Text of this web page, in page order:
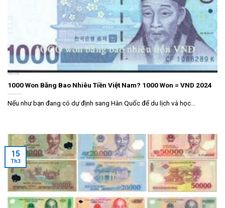
1000 Won Bằng Bao Nhiêu Tiền Việt Nam? 1000 Won = VND 2024
Nếu như bạn đang có dự định sang Hàn Quốc để du lịch và học...
15
Th3